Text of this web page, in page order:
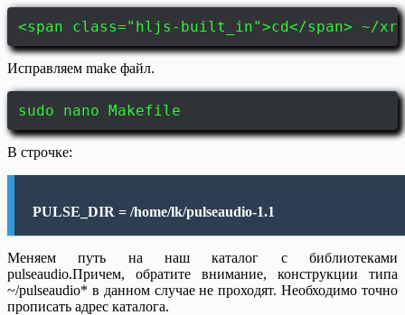
<span class="hljs-built_in">cd</span> ~/
Исправляем make файл.
sudo nano Makefile
В строчке:
PULSE_DIR = /home/lk/pulseaudio-1.1
Меняем путь на наш каталог с библиотеками
pulseaudio.Причем, обратите внимание, конструкции типа
~/pulseaudio* в данном случае не проходят. Необходимо точно
прописать адрес каталога.